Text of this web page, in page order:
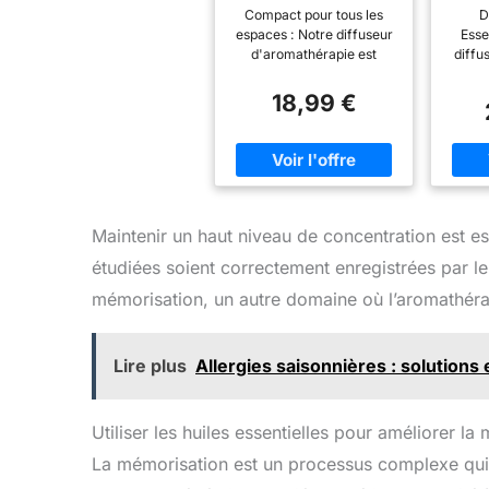
100ml, Diffuseur
Parfum Maison 8
LED
Compact pour tous les
espaces : Notre diffuseur
d'aromathérapie est
ce qui le rend parfait pour
différents espaces.
décoration avec le design
minimaliste typique
nordique de notre
discrète et ses lignes
de décoration
parfaitement intégré à
n'importe quel intérieur.
entre style et
Un: Profitez d'une
commodité ultime grâce à
la fonction unique du
18,99 €
de
plus
mais
les
huiles
Maintenir un haut niveau de concentration est
étudiées soient correctement enregistrées par
mémorisation, un autre domaine où
Lire plus Allergies saisonnières : solutions
Utiliser les huiles essentielles pour améliorer la
La mémorisation est un processus complexe